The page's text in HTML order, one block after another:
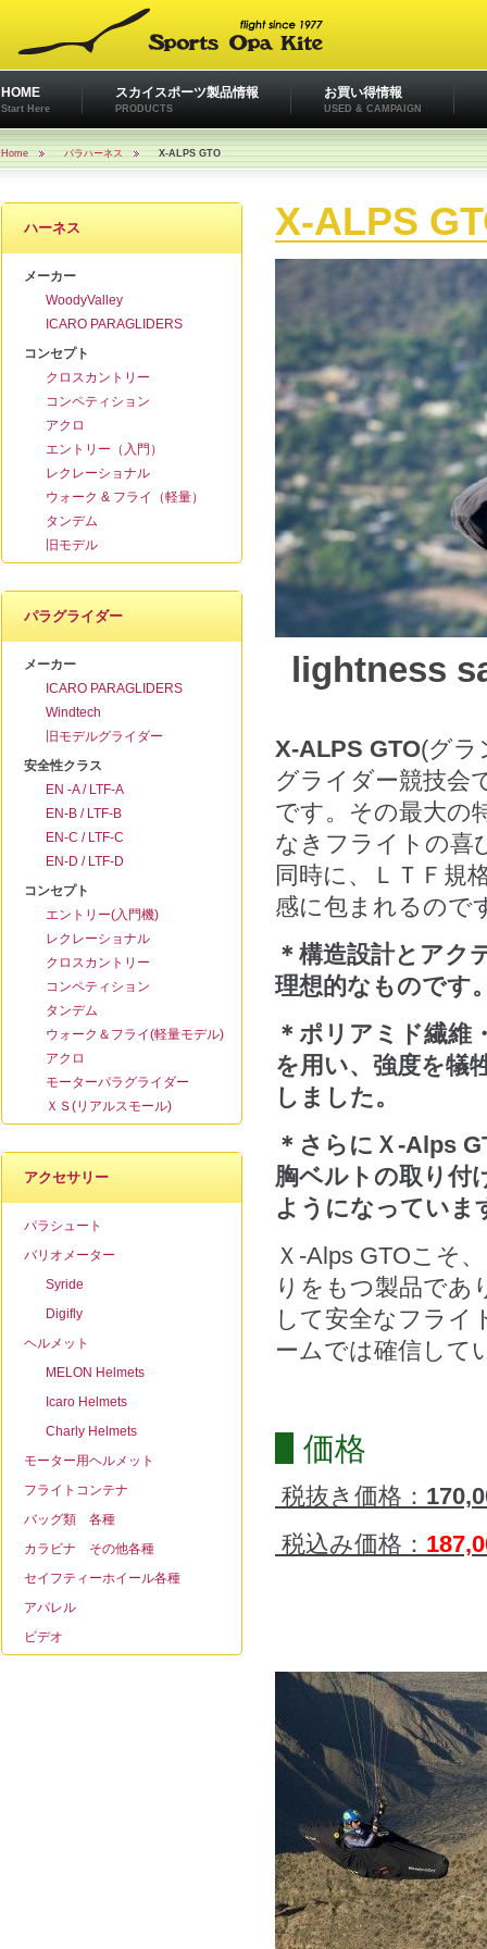
HOME
Start Here
スカイスポーツ製品情報
PRODUCTS
お買い得情報
USED & CAMPAIGN
Home パラハーネス X-ALPS GTO
ハーネス
メーカー
WoodyValley
ICARO PARAGLIDERS
コンセプト
クロスカントリー
コンペティション
アクロ
エントリー（入門）
レクレーショナル
ウォーク & フライ（軽量）
タンデム
旧モデル
パラグライダー
メーカー
ICARO PARAGLIDERS
Windtech
旧モデルグライダー
安全性クラス
EN -A / LTF-A
EN-B / LTF-B
EN-C / LTF-C
EN-D / LTF-D
コンセプト
エントリー(入門機)
レクレーショナル
クロスカントリー
コンペティション
タンデム
ウォーク＆フライ(軽量モデル)
アクロ
モーターパラグライダー
ＸＳ(リアルスモール)
アクセサリー
パラシュート
バリオメーター
Syride
Digifly
ヘルメット
MELON Helmets
Icaro Helmets
Charly Helmets
モーター用ヘルメット
フライトコンテナ
バッグ類 各種
カラビナ その他各種
セイフティーホイール各種
アパレル
ビデオ
X-ALPS
lightness
X-ALPS GTO(グ
グライダー競技会
です。その最大の
なきフライトの喜
同時に、ＬＴＦ規
感に包まれるので
＊構造設計とアク
理想的なものです
＊ポリアミド繊維
を用い、強度を犠
しました。
＊さらにＸ-Alps
胸ベルトの取り付
ようになっていま
Ｘ-Alps GTOこそ
りをもつ製品であ
して安全なフライ
ームでは確信して
価格
税抜き価格：
税込み価格：